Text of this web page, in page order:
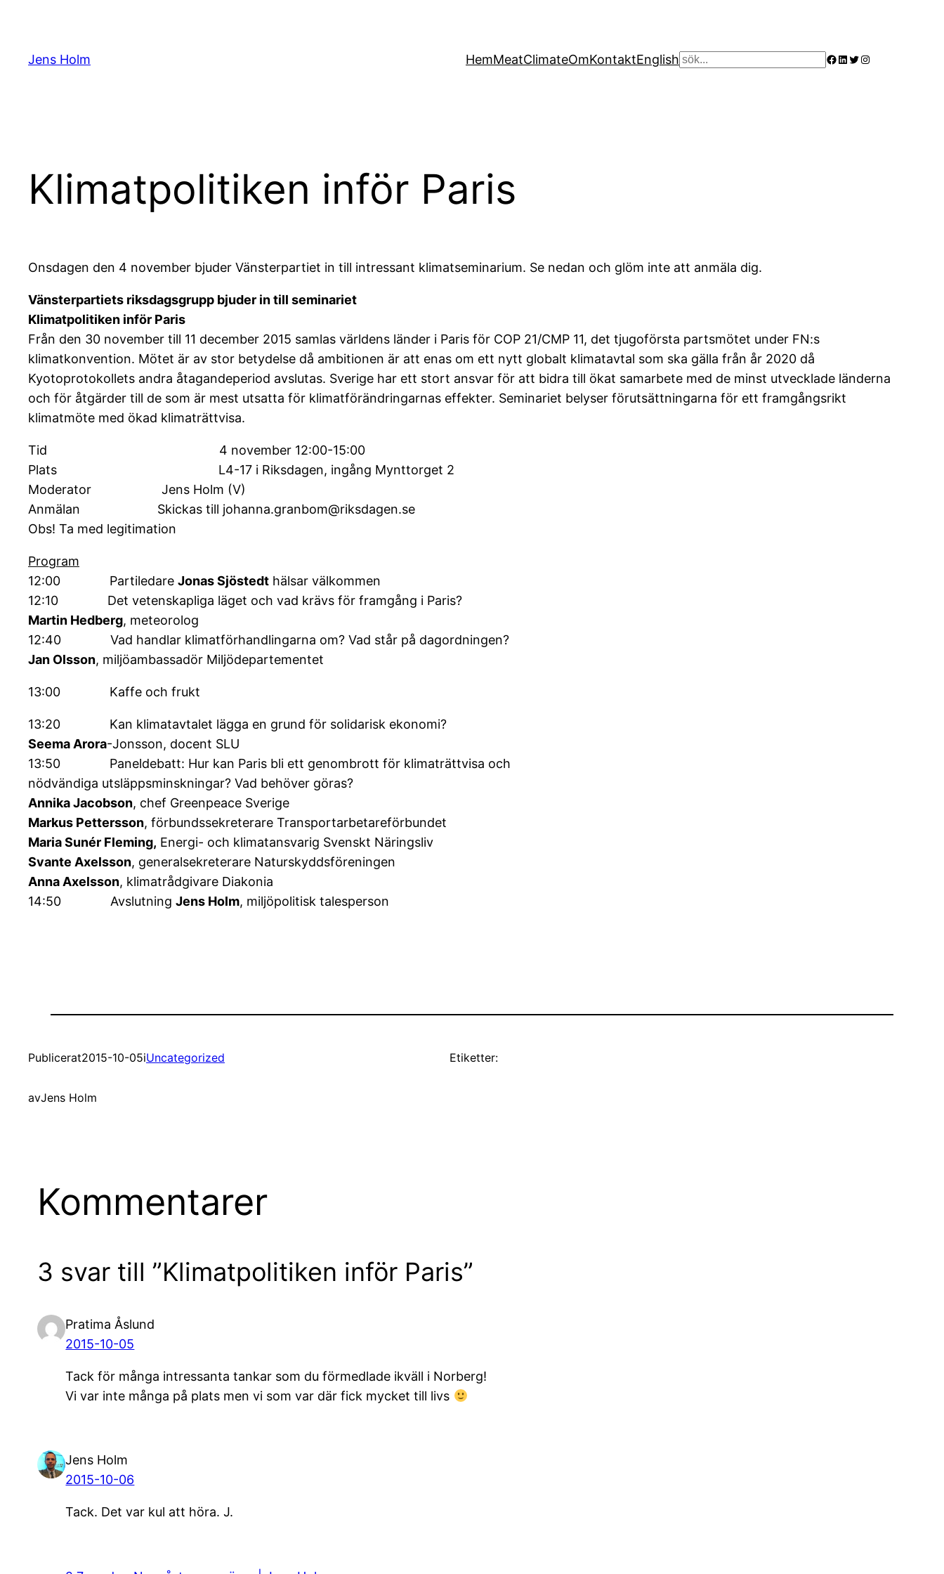
innehåll
Jens Holm HemMeatClimateOmKontaktEnglish Sök Facebook
LinkedIn
Twitter
Instagram
Klimatpolitiken inför Paris
Onsdagen den 4 november bjuder Vänsterpartiet in till intressant klimatseminarium. Se nedan och glöm inte att anmäla dig.
Vänsterpartiets riksdagsgrupp bjuder in till seminariet
Klimatpolitiken inför Paris
Från den 30 november till 11 december 2015 samlas världens länder i Paris för COP 21/CMP 11, det tjugoförsta partsmötet under FN:s
klimatkonvention. Mötet är av stor betydelse då ambitionen är att enas om ett nytt globalt klimatavtal som ska gälla från år 2020 då
Kyotoprotokollets andra åtagandeperiod avslutas. Sverige har ett stort ansvar för att bidra till ökat samarbete med de minst utvecklade länderna
och för åtgärder till de som är mest utsatta för klimatförändringarnas effekter. Seminariet belyser förutsättningarna för ett framgångsrikt
klimatmöte med ökad klimaträttvisa.
Tid 4 november 12:00-15:00
Plats L4-17 i Riksdagen, ingång Mynttorget 2
Moderator Jens Holm (V)
Anmälan Skickas till johanna.granbom@riksdagen.se
Obs! Ta med legitimation
Program
12:00 Partiledare Jonas Sjöstedt hälsar välkommen
12:10 Det vetenskapliga läget och vad krävs för framgång i Paris?
Martin Hedberg, meteorolog
12:40 Vad handlar klimatförhandlingarna om? Vad står på dagordningen?
Jan Olsson, miljöambassadör Miljödepartementet
13:00 Kaffe och frukt
13:20 Kan klimatavtalet lägga en grund för solidarisk ekonomi?
Seema Arora-Jonsson, docent SLU
13:50 Paneldebatt: Hur kan Paris bli ett genombrott för klimaträttvisa och
nödvändiga utsläppsminskningar? Vad behöver göras?
Annika Jacobson, chef Greenpeace Sverige
Markus Pettersson, förbundssekreterare Transportarbetareförbundet
Maria Sunér Fleming, Energi- och klimatansvarig Svenskt Näringsliv
Svante Axelsson, generalsekreterare Naturskyddsföreningen
Anna Axelsson, klimatrådgivare Diakonia
14:50 Avslutning Jens Holm, miljöpolitisk talesperson
Publicerat2015-10-05iUncategorized
avJens Holm
Etiketter:
Kommentarer
3 svar till ”Klimatpolitiken inför Paris”
Pratima Åslund
2015-10-05
Tack för många intressanta tankar som du förmedlade ikväll i Norberg!
Vi var inte många på plats men vi som var där fick mycket till livs
Jens Holm
2015-10-06
Tack. Det var kul att höra. J.